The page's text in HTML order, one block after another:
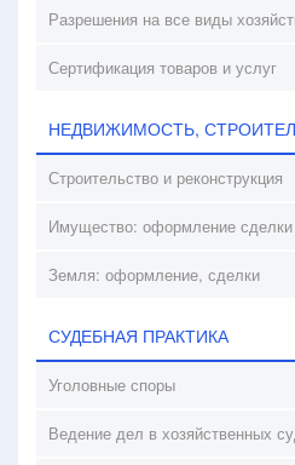
Разрешения на все виды
Сертификация товаров и услуг
НЕДВИЖИМОСТЬ,
Строительство и реконструкция
Имущество: оформление сделки
Земля: оформление, сделки
СУДЕБНАЯ ПРАКТИКА
Уголовные споры
Ведение дел в хозяйственных